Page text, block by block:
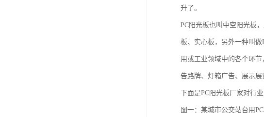
升了。
PC阳光板也叫中空阳光板
板、实心板，另外一种叫
用或工业领域中的各个环
告路牌、灯箱广告、展示展
下面是PC阳光板厂家对行
图一：某城市公交站台用